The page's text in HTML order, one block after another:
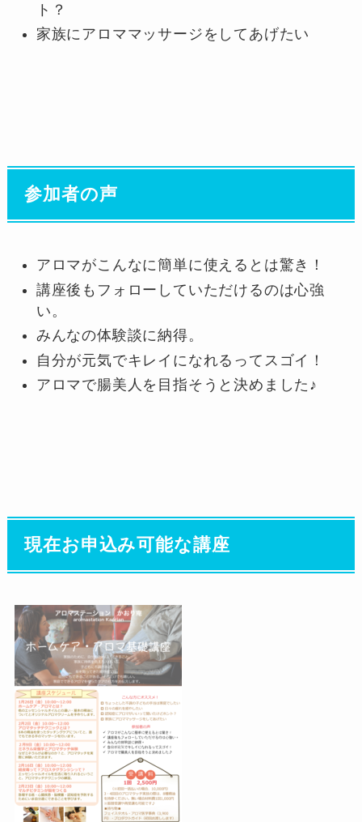
ト？
家族にアロママッサージをしてあげたい
参加者の声
アロマがこんなに簡単に使えるとは驚き！
講座後もフォローしていただけるのは心強
い。
みんなの体験談に納得。
自分が元気でキレイになれるってスゴイ！
アロマで腸美人を目指そうと決めました♪
現在お申込み可能な講座